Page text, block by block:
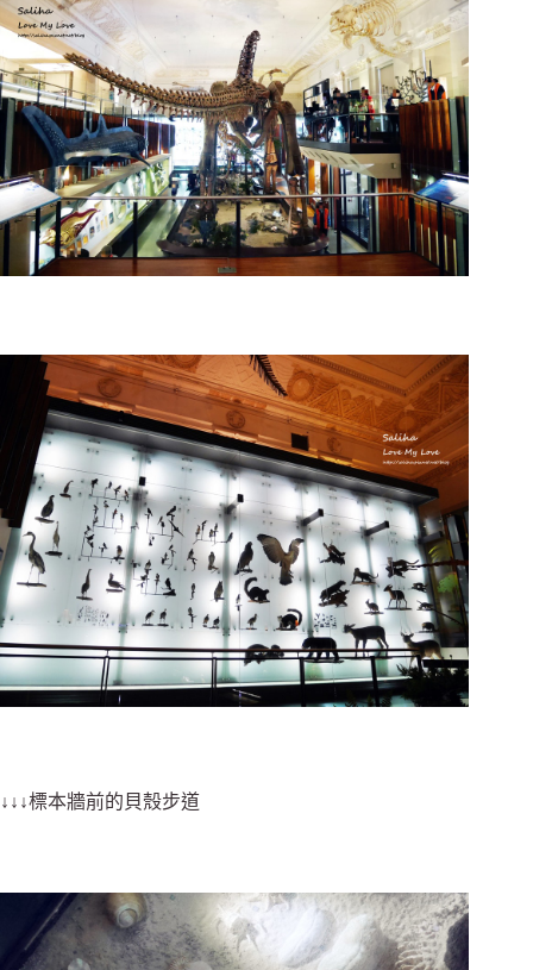
↓↓↓標本牆前的貝殼步道